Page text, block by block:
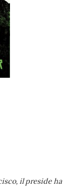
il preside ha